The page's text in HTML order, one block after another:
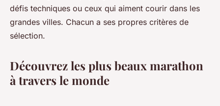
défis techniques ou ceux qui aiment courir dans les
grandes villes. Chacun a ses propres critères de
sélection.
Découvrez les plus beaux marathon
à travers le monde